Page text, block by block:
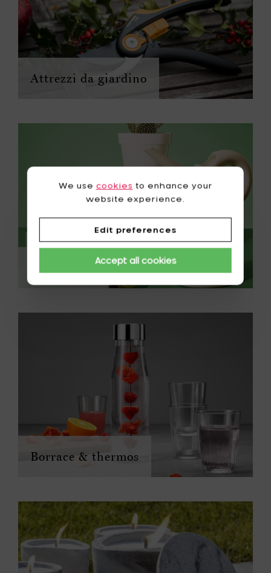
Attrezzi da giardino
Annaffiatoi
Borrace & thermos
We use cookies to enhance your
website experience.
Edit preferences
Accept all cookies